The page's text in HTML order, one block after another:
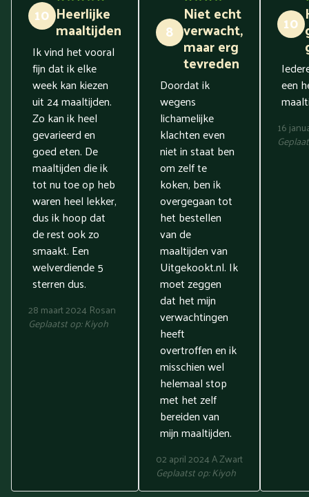
10 Heerlijke
maaltijden
Ik vind het vooral
fijn dat ik elke
week kan kiezen
uit 24 maaltijden.
Zo kan ik heel
gevarieerd en
goed eten. De
maaltijden die ik
tot nu toe op heb
waren heel lekker,
dus ik hoop dat
de rest ook zo
smaakt. Een
welverdiende 5
sterren dus.
28 maart 2024 Rosan
Geplaatst op:Kiyoh
8
Niet echt
verwacht,
maar erg
tevreden
Doordat ik
wegens
lichamelijke
klachten even
niet in staat ben
om zelf te
koken, ben ik
overgegaan tot
het bestellen
van de
maaltijden van
Uitgekookt.nl. Ik
moet zeggen
dat het mijn
verwachtingen
heeft
overtroffen en ik
misschien wel
helemaal stop
met het zelf
bereiden van
mijn maaltijden.
02 april 2024A Zwart
Geplaatst op:Kiyoh
10
een
16